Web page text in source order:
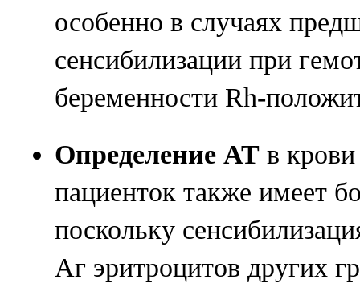
особенно в случаях
сенсибилизации при
беременности Rh-
Определение AT в
пациенток также имеет
поскольку
Аг эритроцитов других